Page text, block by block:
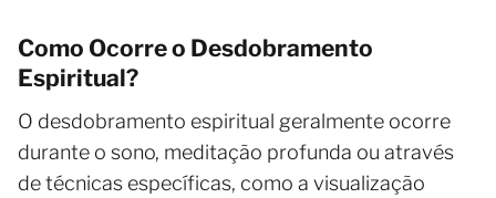
Como Ocorre o Desdobramento
Espiritual?
O desdobramento espiritual geralmente ocorre
durante o sono, meditação profunda ou através
de técnicas específicas, como a visualização